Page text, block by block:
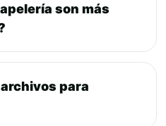
son más
para